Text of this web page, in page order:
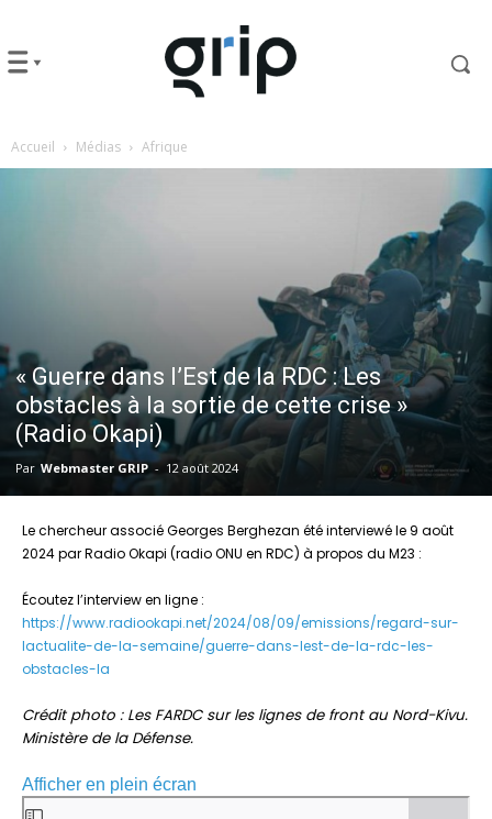
Accueil Médias Afrique
« Guerre dans l’Est de la RDC : Les
obstacles à la sortie de cette crise »
(Radio Okapi)
Par Webmaster GRIP - 12 août 2024
Le chercheur associé Georges Berghezan été interviewé le 9 août
2024 par Radio Okapi (radio ONU en RDC) à propos du M23 :
Écoutez l’interview en ligne :
https://www.radiookapi.net/2024/08/09/emissions/regard-sur-
lactualite-de-la-semaine/guerre-dans-lest-de-la-rdc-les-
obstacles-la
Crédit photo : Les FARDC sur les lignes de front au Nord-Kivu.
Ministère de la Défense.
Afficher en plein écran
Aller